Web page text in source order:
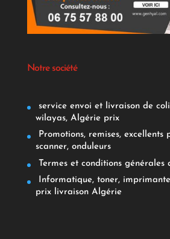
Notre société
service envoi et livraison de
wilayas, Algérie prix
Promotions, remises, excellents
scanner, onduleurs
Termes et conditions générales
Informatique, toner,
prix livraison Algérie